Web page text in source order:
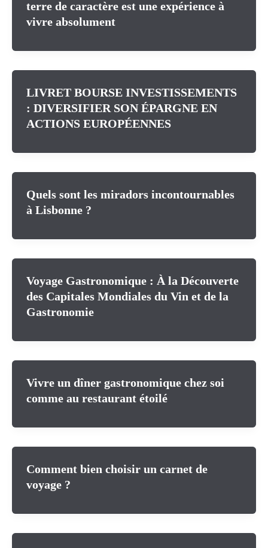
terre de caractère est une expérience à
vivre absolument
LIVRET BOURSE INVESTISSEMENTS
: DIVERSIFIER SON ÉPARGNE EN
ACTIONS EUROPÉENNES
Quels sont les miradors incontournables
à Lisbonne ?
Voyage Gastronomique : À la Découverte
des Capitales Mondiales du Vin et de la
Gastronomie
Vivre un dîner gastronomique chez soi
comme au restaurant étoilé
Comment bien choisir un carnet de
voyage ?